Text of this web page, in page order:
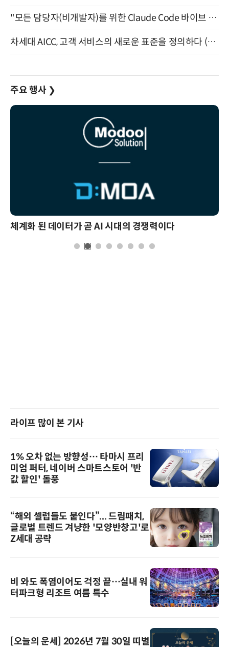
"모든 담당자(비개발자)를 위한 Claude Code 바이브 코딩 2-day 부트캠프" 9월 16~17일 개최
차세대 AICC, 고객 서비스의 새로운 표준을 정의하다 (9/9)
주요 행사 ❯
체계화 된 데이터가 곧 AI 시대의 경쟁력이다
라이프 많이 본 기사
1% 오차 없는 방향성… 타마시 프리
미엄 퍼터, 네이버 스마트스토어 '반
값 할인' 돌풍
“해외 셀럽들도 붙인다”... 드림패치,
글로벌 트렌드 겨냥한 '모양반창고'로
Z세대 공략
비 와도 폭염이어도 걱정 끝…실내 워
터파크형 리조트 여름 특수
[오늘의 운세] 2026년 7월 30일 띠별